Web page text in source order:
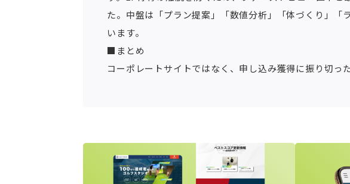
た。中盤は「プラン提案」「数値分析」「体づくり」
います。
■まとめ
コーポレートサイトではなく、申し込み獲得に振り切っ